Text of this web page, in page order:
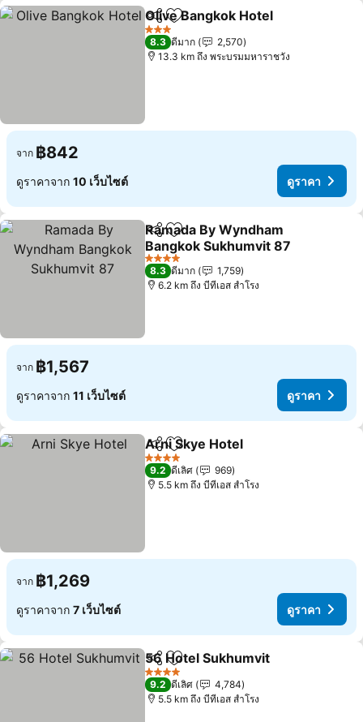
แชร์ เพิ่มในรายการโปรด
Olive Bangkok Hotel
3 ดาว
8.3 ดีมาก
2,570
13.3 km ถึง พระบรมมหาราชวัง
จาก ฿842
ดูราคาจาก 10 เว็บไซต์ ดูราคา
แชร์ เพิ่มในรายการโปรด
Ramada By Wyndham
Bangkok Sukhumvit 87
ดูราคา
4 ดาว
8.3 ดีมาก
1,759
6.2 km ถึง บีทีเอส สำโรง
จาก ฿1,567
ดูราคาจาก 11 เว็บไซต์ ดูราคา
แชร์ เพิ่มในรายการโปรด
Arni Skye Hotel
4 ดาว
9.2 ดีเลิศ
969
5.5 km ถึง บีทีเอส สำโรง
จาก ฿1,269
ดูราคาจาก 7 เว็บไซต์ ดูราคา
แชร์ เพิ่มในรายการโปรด
56 Hotel Sukhumvit
4 ดาว
9.2 ดีเลิศ
4,784
5.5 km ถึง บีทีเอส สำโรง